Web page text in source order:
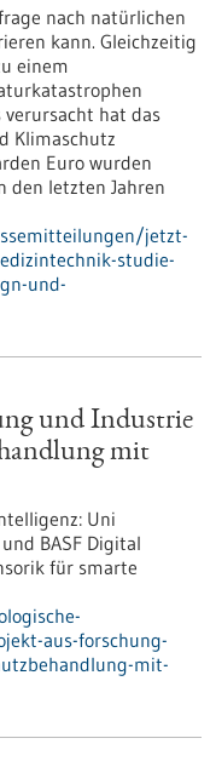
nach natürlichen
kann. Gleichzeitig
einem
verursacht hat das
Klimaschutz
Euro wurden
den letzten Jahren
jetzt-
studie-
und-
und Industrie
mit
Uni
BASF Digital
für smarte
aus-forschung-
mit-